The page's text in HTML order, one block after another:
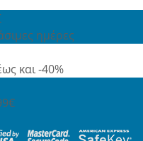
ημέρες
και -40%